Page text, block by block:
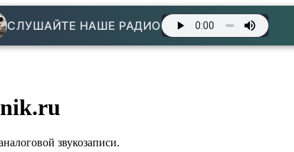
СЛУШАЙТЕ НАШЕ РАДИО
звукозаписи.